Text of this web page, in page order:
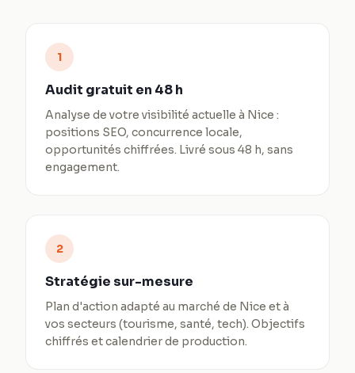
1
Audit gratuit en 48 h
Analyse de votre visibilité actuelle à Nice :
positions SEO, concurrence locale,
opportunités chiffrées. Livré sous 48 h, sans
engagement.
2
Stratégie sur-mesure
Plan d'action adapté au marché de Nice et à
vos secteurs (tourisme, santé, tech). Objectifs
chiffrés et calendrier de production.